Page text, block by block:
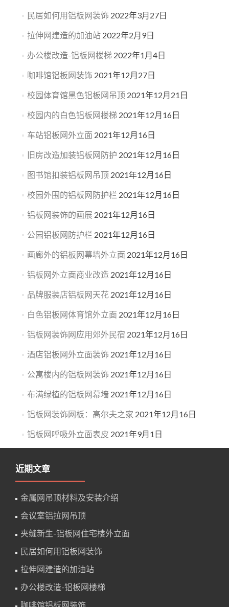
民居如何用铝板网装饰 2022年3月27日
拉伸网建造的加油站 2022年2月9日
办公楼改造-铝板网楼梯 2022年1月4日
咖啡馆铝板网装饰 2021年12月27日
校园体育馆黑色铝板网吊顶 2021年12月21日
校园内的白色铝板网楼梯 2021年12月16日
车站铝板网外立面 2021年12月16日
旧房改造加装铝板网防护 2021年12月16日
图书馆扣装铝板网吊顶 2021年12月16日
校园外围的铝板网防护栏 2021年12月16日
铝板网装饰的画展 2021年12月16日
公园铝板网防护栏 2021年12月16日
画廊外的铝板网幕墙外立面 2021年12月16日
铝板网外立面商业改造 2021年12月16日
品牌服装店铝板网天花 2021年12月16日
白色铝板网体育馆外立面 2021年12月16日
铝板网装饰网应用郊外民宿 2021年12月16日
酒店铝板网外立面装饰 2021年12月16日
公寓楼内的铝板网装饰 2021年12月16日
布满绿植的铝板网幕墙 2021年12月16日
铝板网装饰网板：高尔夫之家 2021年12月16日
铝板网呼吸外立面表皮 2021年9月1日
近期文章
金属网吊顶材料及安装介绍
会议室铝拉网吊顶
夹缝新生-铝板网住宅楼外立面
民居如何用铝板网装饰
拉伸网建造的加油站
办公楼改造-铝板网楼梯
咖啡馆铝板网装饰